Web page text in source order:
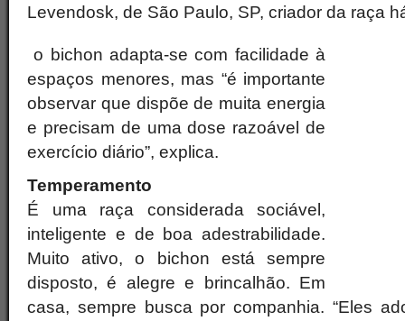
Levendosk, de São Paulo, SP, criador da raça
o bichon adapta-se com facilidade à
espaços menores, mas “é importante
observar que dispõe de muita energia
e precisam de uma dose razoável de
exercício diário”, explica.
Temperamento
É uma raça considerada sociável,
inteligente e de boa adestrabilidade.
Muito ativo, o bichon está sempre
disposto, é alegre e brincalhão. Em
casa, sempre busca por companhia. “Eles